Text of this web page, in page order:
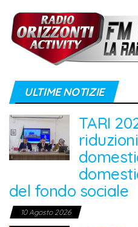
ULTIME NOTIZIE
TARI
del fondo sociale
10 Agosto 2026